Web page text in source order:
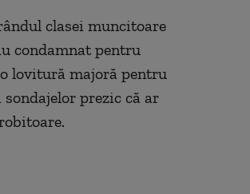
clasei muncitoare
condamnat pentru
lovitură majoră pentru
prezic că ar